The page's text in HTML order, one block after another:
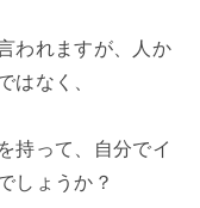
われますが、人か
はなく、
持って、自分でイ
しょうか？